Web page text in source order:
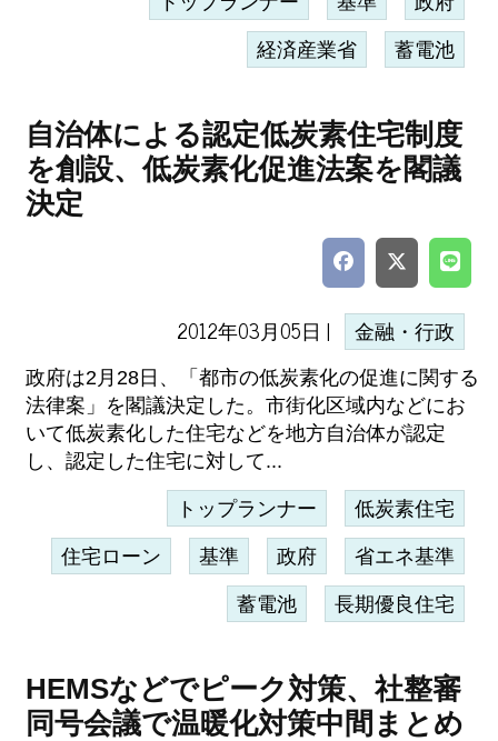
経済産業省 蓄電池
自治体による認定低炭素住宅制度
を創設、低炭素化促進法案を閣議
決定
2012年03月05日 | 金融・行政
政府は2月28日、「都市の低炭素化の促進に関する
法律案」を閣議決定した。市街化区域内などにお
いて低炭素化した住宅などを地方自治体が認定
し、認定した住宅に対して...
トップランナー 低炭素住宅
住宅ローン 基準 政府 省エネ基準
蓄電池 長期優良住宅
HEMSなどでピーク対策、社整審
同号会議で温暖化対策中間まとめ